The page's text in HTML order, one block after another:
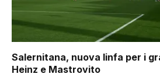
Salernitana, nuova linfa per i
Heinz e Mastrovito